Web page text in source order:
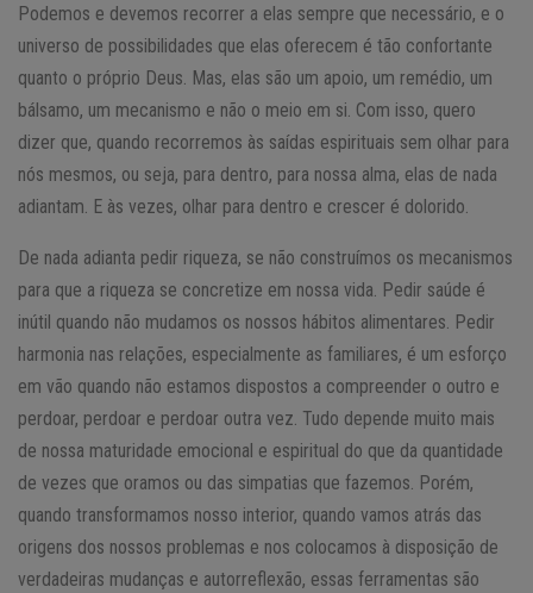
Podemos e devemos recorrer a elas sempre que necessário, e o
universo de possibilidades que elas oferecem é tão confortante
quanto o próprio Deus. Mas, elas são um apoio, um remédio, um
bálsamo, um mecanismo e não o meio em si. Com isso, quero
dizer que, quando recorremos às saídas espirituais sem olhar para
nós mesmos, ou seja, para dentro, para nossa alma, elas de nada
adiantam. E às vezes, olhar para dentro e crescer é dolorido.
De nada adianta pedir riqueza, se não construímos os mecanismos
para que a riqueza se concretize em nossa vida. Pedir saúde é
inútil quando não mudamos os nossos hábitos alimentares. Pedir
harmonia nas relações, especialmente as familiares, é um esforço
em vão quando não estamos dispostos a compreender o outro e
perdoar, perdoar e perdoar outra vez. Tudo depende muito mais
de nossa maturidade emocional e espiritual do que da quantidade
de vezes que oramos ou das simpatias que fazemos. Porém,
quando transformamos nosso interior, quando vamos atrás das
origens dos nossos problemas e nos colocamos à disposição de
verdadeiras mudanças e autorreflexão, essas ferramentas são